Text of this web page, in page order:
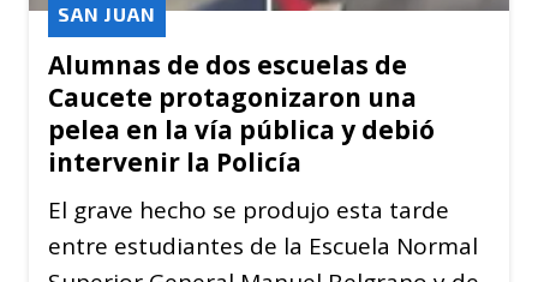
Alumnas de dos escuelas de
Caucete protagonizaron una
pelea en la vía pública y debió
intervenir la Policía
SAN JUAN
El grave hecho se produjo esta tarde
entre estudiantes de la Escuela Normal